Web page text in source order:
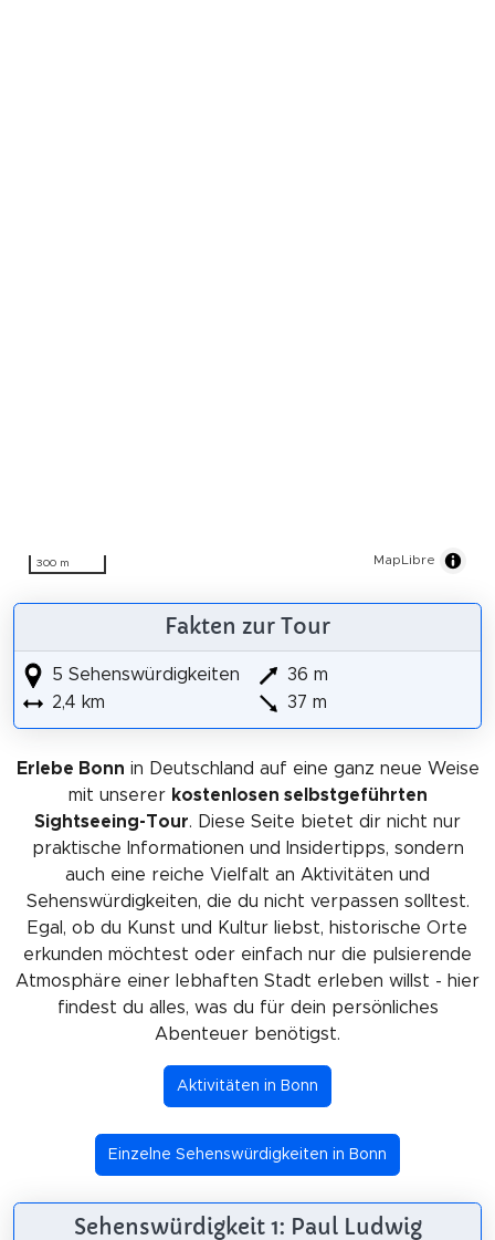
300 m MapLibre
Fakten zur Tour
5 Sehenswürdigkeiten
2,4 km
36 m
37 m
Erlebe Bonn in Deutschland auf eine ganz neue Weise
mit unserer kostenlosen selbstgeführten
Sightseeing-Tour. Diese Seite bietet dir nicht nur
praktische Informationen und Insidertipps, sondern
auch eine reiche Vielfalt an Aktivitäten und
Sehenswürdigkeiten, die du nicht verpassen solltest.
Egal, ob du Kunst und Kultur liebst, historische Orte
erkunden möchtest oder einfach nur die pulsierende
Atmosphäre einer lebhaften Stadt erleben willst - hier
findest du alles, was du für dein persönliches
Abenteuer benötigst.
Aktivitäten in Bonn
Einzelne Sehenswürdigkeiten in Bonn
Sehenswürdigkeit 1: Paul Ludwig